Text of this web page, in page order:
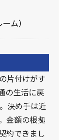
ム）
片付けがす
の生活に戻
決め手は近
金額の根拠
約できまし